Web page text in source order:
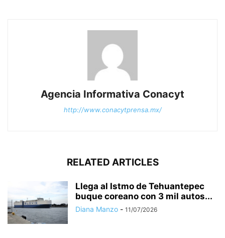
Agencia Informativa Conacyt
http://www.conacytprensa.mx/
RELATED ARTICLES
Llega al Istmo de Tehuantepec
buque coreano con 3 mil autos...
Diana Manzo - 11/07/2026